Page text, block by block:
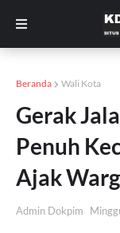
Beranda Wali Kota
Gerak
Penuh
Ajak
Admin Dokpim